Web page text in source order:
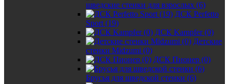
шведские стенки для взрослых (6)
ДСК Perfetto
Sport (19)
ДСК Kampfer (0)
Детские
стенки Midzumi (0)
ДСК Пионер (0)
Брусья для шведской стенки (6)